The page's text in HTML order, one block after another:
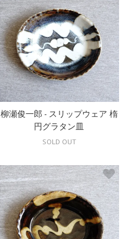
柳瀬俊一郎 - スリップウェア 楕
円グラタン皿
SOLD OUT